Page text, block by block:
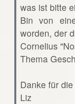
was ist bitte
Bin von
worden, der
Cornelius
Thema
Danke für
Liz